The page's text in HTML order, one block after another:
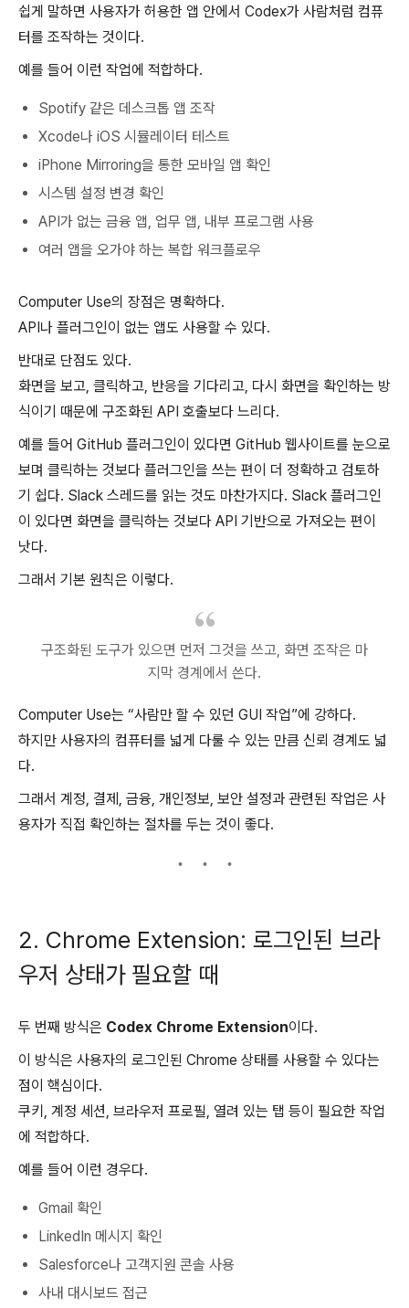
쉽게 말하면 사용자가 허용한 앱 안에서 Codex가 사람처럼 컴퓨
터를 조작하는 것이다.
예를 들어 이런 작업에 적합하다.
Spotify 같은 데스크톱 앱 조작
Xcode나 iOS 시뮬레이터 테스트
iPhone Mirroring을 통한 모바일 앱 확인
시스템 설정 변경 확인
API가 없는 금융 앱, 업무 앱, 내부 프로그램 사용
여러 앱을 오가야 하는 복합 워크플로우
Computer Use의 장점은 명확하다.
API나 플러그인이 없는 앱도 사용할 수 있다.
반대로 단점도 있다.
화면을 보고, 클릭하고, 반응을 기다리고, 다시 화면을 확인하는 방
식이기 때문에 구조화된 API 호출보다 느리다.
예를 들어 GitHub 플러그인이 있다면 GitHub 웹사이트를 눈으로
보며 클릭하는 것보다 플러그인을 쓰는 편이 더 정확하고 검토하
기 쉽다. Slack 스레드를 읽는 것도 마찬가지다. Slack 플러그인
이 있다면 화면을 클릭하는 것보다 API 기반으로 가져오는 편이
낫다.
그래서 기본 원칙은 이렇다.
구조화된 도구가 있으면 먼저 그것을 쓰고, 화면 조작은 마
지막 경계에서 쓴다.
Computer Use는 “사람만 할 수 있던 GUI 작업”에 강하다.
하지만 사용자의 컴퓨터를 넓게 다룰 수 있는 만큼 신뢰 경계도 넓
다.
그래서 계정, 결제, 금융, 개인정보, 보안 설정과 관련된 작업은 사
용자가 직접 확인하는 절차를 두는 것이 좋다.
2. Chrome Extension: 로그인된 브라
우저 상태가 필요할 때
두 번째 방식은 Codex Chrome Extension이다.
이 방식은 사용자의 로그인된 Chrome 상태를 사용할 수 있다는
점이 핵심이다.
쿠키, 계정 세션, 브라우저 프로필, 열려 있는 탭 등이 필요한 작업
에 적합하다.
예를 들어 이런 경우다.
Gmail 확인
LinkedIn 메시지 확인
Salesforce나 고객지원 콘솔 사용
사내 대시보드 접근